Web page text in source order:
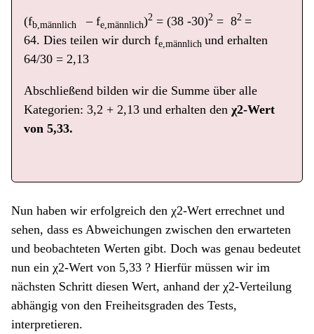
(fb,männlich – fe,männlich)2= (38 -30)2= 82 =
64. Dies teilen wir durch fe,männlich und erhalten
64/30 = 2,13
Abschließend bilden wir die Summe über alle
Kategorien: 3,2 + 2,13 und erhalten den χ2-Wert
von 5,33.
Nun haben wir erfolgreich den χ2-Wert errechnet und
sehen, dass es Abweichungen zwischen den erwarteten
und beobachteten Werten gibt. Doch was genau bedeutet
nun ein χ2-Wert von 5,33 ? Hierfür müssen wir im
nächsten Schritt diesen Wert, anhand der χ2-Verteilung
abhängig von den Freiheitsgraden des Tests,
interpretieren.